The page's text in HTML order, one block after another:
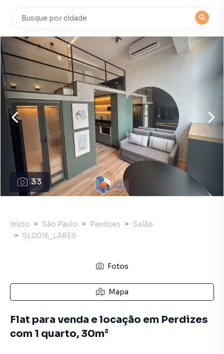
33
Início São Paulo Perdizes
Salão
SL0016_LARES
Fotos
Mapa
Flat para venda e locação em Perdizes
com 1 quarto, 30m²